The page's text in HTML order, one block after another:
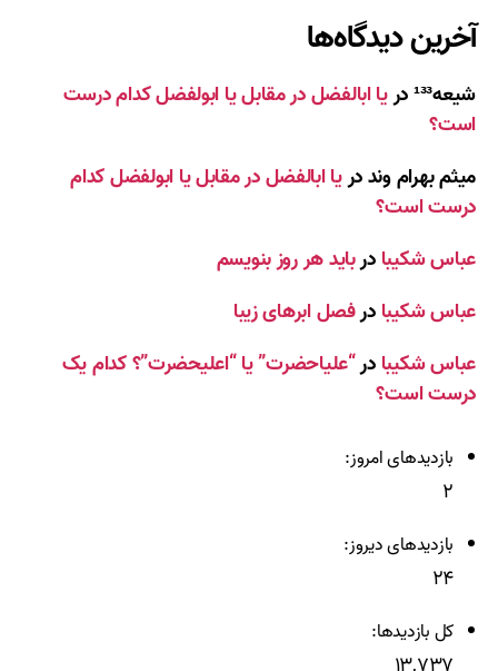
آخرین دیدگاه‌ها
شیعه¹³³ دریا ابالفضل در مقابل یا ابولفضل کدام درست
است؟
میثم بهرام ونددریا ابالفضل در مقابل یا ابولفضل کدام
درست است؟
عباس شکیبا درباید هر روز بنویسم
عباس شکیبا درفصل ابرهای زیبا
عباس شکیبا در“علیاحضرت” یا “اعلیحضرت”؟ کدام یک
درست است؟
بازدیدهای امروز:
۲
بازدیدهای دیروز:
۲۴
کل بازدیدها: